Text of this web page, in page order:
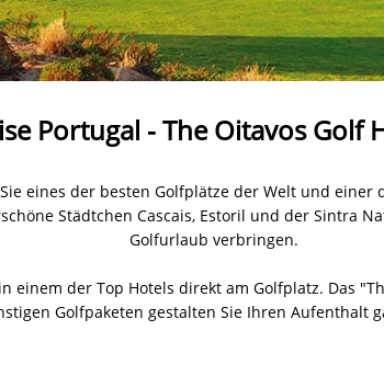
Portugal - The Oitavos
eines der besten Golfplätze der Welt und einer
Städtchen Cascais, Estoril und der Sintra
Golfurlaub verbringen.
einem der Top Hotels direkt am Golfplatz. Das
Golfpaketen gestalten Sie Ihren Aufenthalt